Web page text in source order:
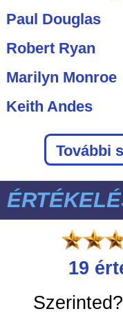
Paul Douglas
Robert Ryan
Marilyn Monroe
Keith Andes
További
19
Szerinted?